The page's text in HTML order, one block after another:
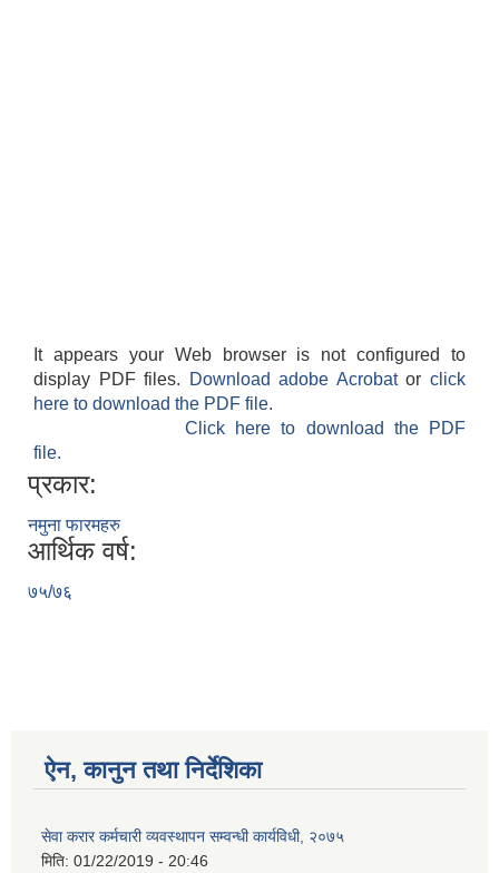
It appears your Web browser is not configured to
display PDF files.
Download adobe Acrobatorclick
here to download the PDF file.
Click here to download the PDF
file.
प्रकार:
नमुना फारमहरु
आर्थिक वर्ष:
७५/७६
ऐन, कानुन तथा निर्देशिका
सेवा करार कर्मचारी व्यवस्थापन सम्वन्धी कार्यविधी, २०७५
मिति: 01/22/2019 - 20:46